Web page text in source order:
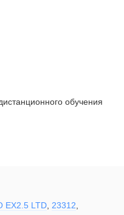
обучения
EX2.5 LTD, 23312,